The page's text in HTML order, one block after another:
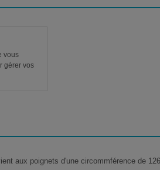
vous
gérer vos
aux poignets d'une circommférence de